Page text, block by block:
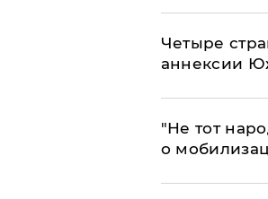
Четыре
аннексии
​"Не тот
о